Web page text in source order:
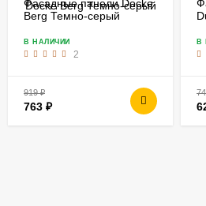
Фасадные панели Docke
Berg Темно-серый
В НАЛИЧИИ
2
919₽
763 ₽
В